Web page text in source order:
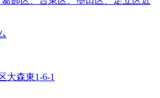
大森東1-6-1